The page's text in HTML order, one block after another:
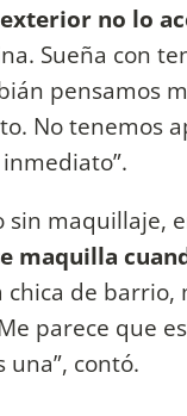
no lo
Sueña con
pensamos
No tenemos
maquillaje,
maquilla
chica de
parece que
contó.